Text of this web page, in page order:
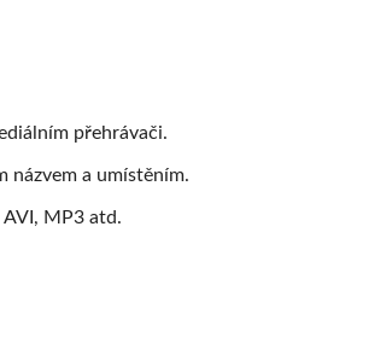
přehrávači.
názvem a umístěním.
MP3 atd.